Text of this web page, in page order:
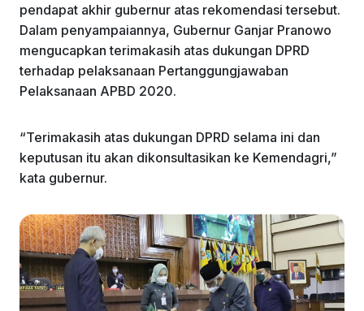
pendapat akhir gubernur atas rekomendasi tersebut.
Dalam penyampaiannya, Gubernur Ganjar Pranowo
mengucapkan terimakasih atas dukungan DPRD
terhadap pelaksanaan Pertanggungjawaban
Pelaksanaan APBD 2020.
“Terimakasih atas dukungan DPRD selama ini dan
keputusan itu akan dikonsultasikan ke Kemendagri,”
kata gubernur.